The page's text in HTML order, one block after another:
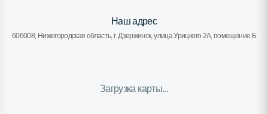
Наш адрес
606008, Нижегородская область, г. Дзержинск, улица Урицкого 2А, помещение Б
Загрузка карты...